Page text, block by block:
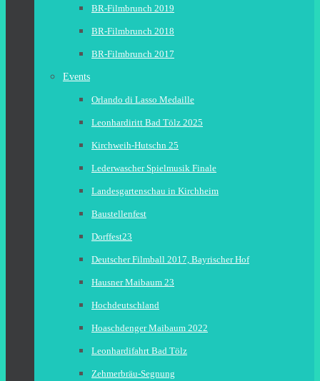
BR-Filmbrunch 2019
BR-Filmbrunch 2018
BR-Filmbrunch 2017
Events
Orlando di Lasso Medaille
Leonhardiritt Bad Tölz 2025
Kirchweih-Hutschn 25
Lederwascher Spielmusik Finale
Landesgartenschau in Kirchheim
Baustellenfest
Dorffest23
Deutscher Filmball 2017, Bayrischer Hof
Hausner Maibaum 23
Hochdeutschland
Hoaschdenger Maibaum 2022
Leonhardifahrt Bad Tölz
Zehmerbräu-Segnung